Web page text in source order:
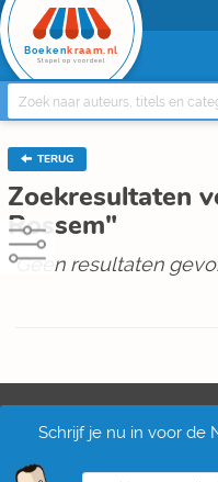
Boeken kraam.nl
Stapel op voordeel
TERUG
Zoekresultaten
Rossem"
Geen resultaten
Schrijf je nu in voor de